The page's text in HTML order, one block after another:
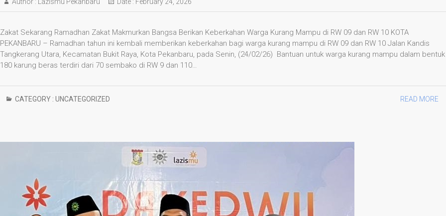
Zakat Sekarang Ramadhan Zakat Makmurkan Bangsa Berikan Keberkahan Warga Kurang Mampu di RW 09 dan RW 10 KOTA
PEKANBARU – Ramadhan tahun ini kembali memberikan keberkahan bagi warga kurang mampu di RW 09 dan RW 10 Jalan Kandis
Tangkerang Utara, Kecamatan Bukit Raya, Kota Pekanbaru, pada Senin, (24/02/26) Bantuan untuk warga kurang mampu dalam bentuk
180 karung beras terdiri dari 70 sembako di RW 9 dan 110…
CATEGORY : UNCATEGORIZED READ MORE